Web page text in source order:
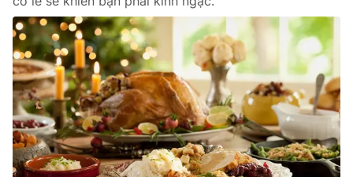
THỜI BÁO VTV
Theo dõi báo trên
Cơ quan chủ quản:Đài Truyền hình Việt Nam